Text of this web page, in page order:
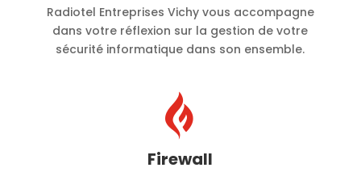
Radiotel Entreprises Vichy vous accompagne
dans votre réflexion sur la gestion de votre
sécurité informatique dans son ensemble.

Firewall